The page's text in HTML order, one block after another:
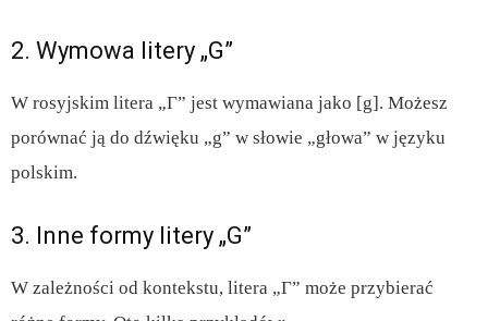
2. Wymowa litery „G”
W rosyjskim litera „Г” jest wymawiana jako [g]. Możesz
porównać ją do dźwięku „g” w słowie „głowa” w języku
polskim.
3. Inne formy litery „G”
W zależności od kontekstu, litera „Г” może przybierać